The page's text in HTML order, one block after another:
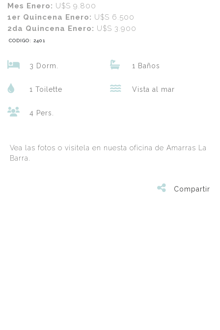
Mes Enero: U$S 9.800
1er Quincena Enero: U$S 6.500
2da Quincena Enero: U$S 3.900
CODIGO: 2401
3 Dorm. 1 Baños
1 Toilette Vista al mar
4 Pers.
Vea las fotos o visitela en nuesta oficina de Amarras La
Barra.
Compartir